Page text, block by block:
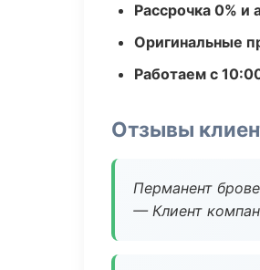
Рассрочка 0% и
Оригинальные
Работаем с
Отзывы
Перманент
— Клиент